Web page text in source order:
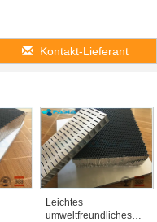
Kontakt-Lieferant
Leichtes
umweltfreundliches